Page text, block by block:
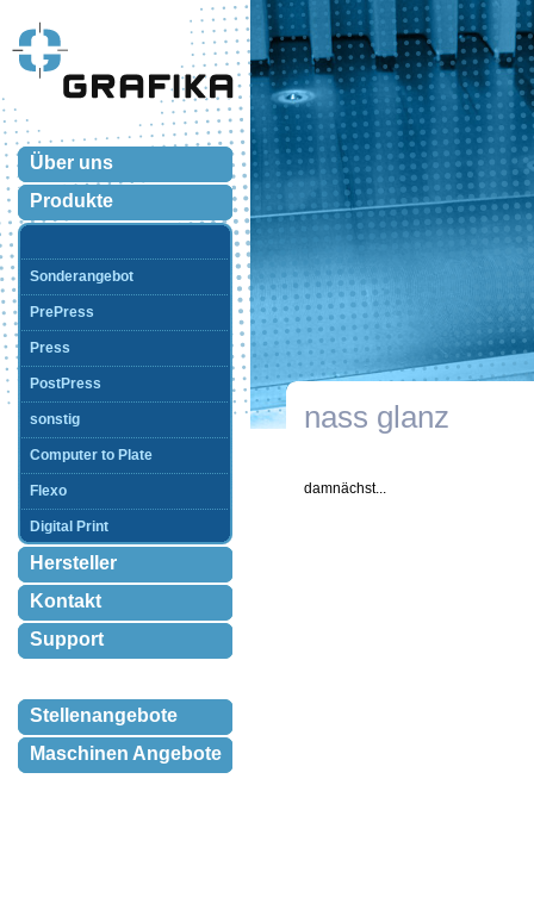
nass glanz
damnächst...
Über uns
Produkte
Sonderangebot
PrePress
Press
PostPress
sonstig
Computer to Plate
Flexo
Digital Print
Hersteller
Kontakt
Support
Stellenangebote
Maschinen Angebote